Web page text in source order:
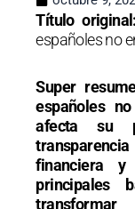
Título original:
españoles no
Super
españoles
afecta su
financiera
principales